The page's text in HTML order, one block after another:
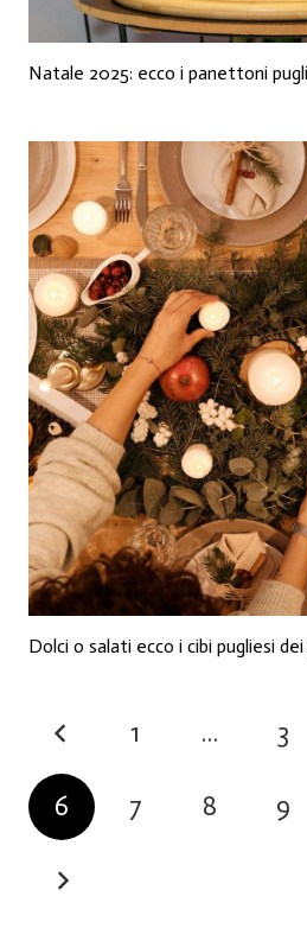
Natale 2025: ecco i panettoni
Dolci o salati ecco i cibi pugliesi
1 … 3
6 7 8 9